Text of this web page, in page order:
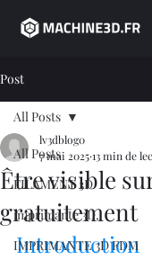
Post
All Posts
FILAMENT 3D
imprimante 3D,
IMPRIMANTE 3D FDM
All Posts
Être visible
gratuitement
lv3dblog0
7 mai 202513 min de